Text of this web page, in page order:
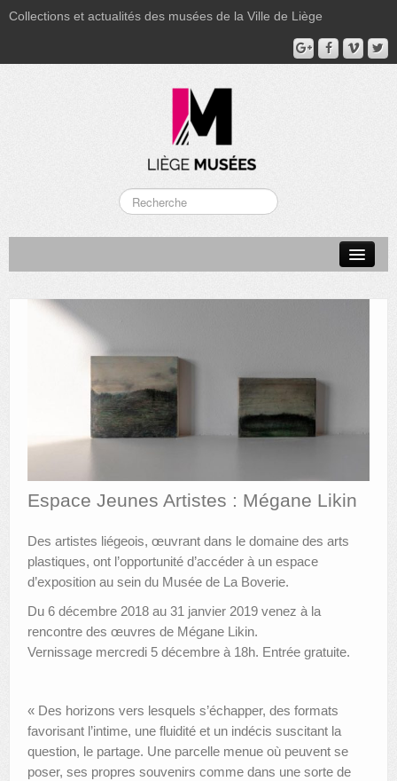
Collections et actualités des musées de la Ville de Liège
MUSÉE GRÉTRY
MUSÉE DU LUMINAIRE
FONDS PATRIMONIAUX
AUTRES LIEUX
PUBLICATIONS
LES APPELS À PROJETS
LE PORTAIL DES COLLECTIONS
Espace Jeunes Artistes : Mégane Likin
Des artistes liégeois, œuvrant dans le domaine des arts
plastiques, ont l’opportunité d’accéder à un espace
d’exposition au sein du Musée de La Boverie.
Du 6 décembre 2018 au 31 janvier 2019 venez à la
rencontre des œuvres de Mégane Likin.
Vernissage mercredi 5 décembre à 18h. Entrée gratuite.
« Des horizons vers lesquels s’échapper, des formats
favorisant l’intime, une fluidité et un indécis suscitant la
question, le partage. Une parcelle menue où peuvent se
poser, ses propres souvenirs comme dans une sorte de